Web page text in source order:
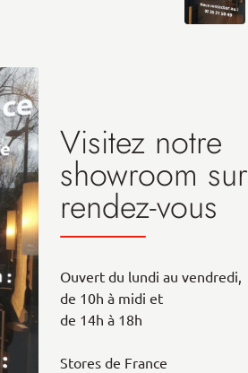
Visitez notre
showroom sur
rendez-vous
Ouvert du lundi au vendredi,
de 10h à midi et
de 14h à 18h
Stores de France